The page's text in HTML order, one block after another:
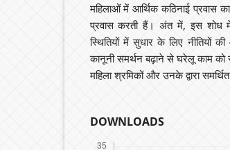
महिलाओं में आर्थिक कठिनाई प्रवास
प्रवास करती हैं। अंत में, इस शोध में
स्थितियों में सुधार के लिए नीतियों
कानूनी समर्थन बढ़ाने से घरेलू काम
महिला श्रमिकों और उनके द्वारा समर्थित
DOWNLOADS